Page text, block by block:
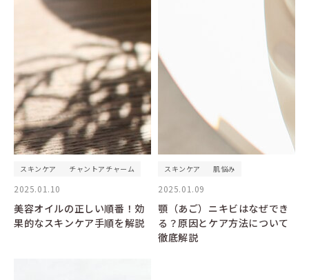
スキンケア チャントアチャーム
2025.01.10
美容オイルの正しい順番！効
果的なスキンケア手順を解説
スキンケア 肌悩み
2025.01.09
顎（あご）ニキビはなぜでき
る？原因とケア方法について
徹底解説